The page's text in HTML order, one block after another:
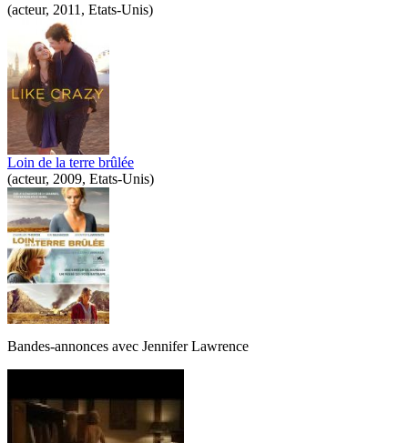
(acteur, 2011, Etats-Unis)
Loin de la terre brûlée
(acteur, 2009, Etats-Unis)
Bandes-annonces avec Jennifer Lawrence